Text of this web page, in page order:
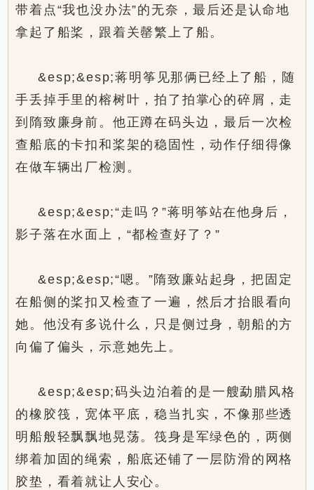
带着点“我也没办法”的无奈，最后还是认命地
拿起了船桨，跟着关罄繁上了船。
&esp;&esp;蒋明筝见那俩已经上了船，随
手丢掉手里的榕树叶，拍了拍掌心的碎屑，走
到隋致廉身前。他正蹲在码头边，最后一次检
查船底的卡扣和桨架的稳固性，动作仔细得像
在做车辆出厂检测。
&esp;&esp;“走吗？”蒋明筝站在他身后，
影子落在水面上，“都检查好了？”
&esp;&esp;“嗯。”隋致廉站起身，把固定
在船侧的桨扣又检查了一遍，然后才抬眼看向
她。他没有多说什么，只是侧过身，朝船的方
向偏了偏头，示意她先上。
&esp;&esp;码头边泊着的是一艘勐腊风格
的橡胶筏，宽体平底，稳当扎实，不像那些透
明船般轻飘飘地晃荡。筏身是军绿色的，两侧
绑着加固的绳索，船底还铺了一层防滑的网格
胶垫，看着就让人安心。